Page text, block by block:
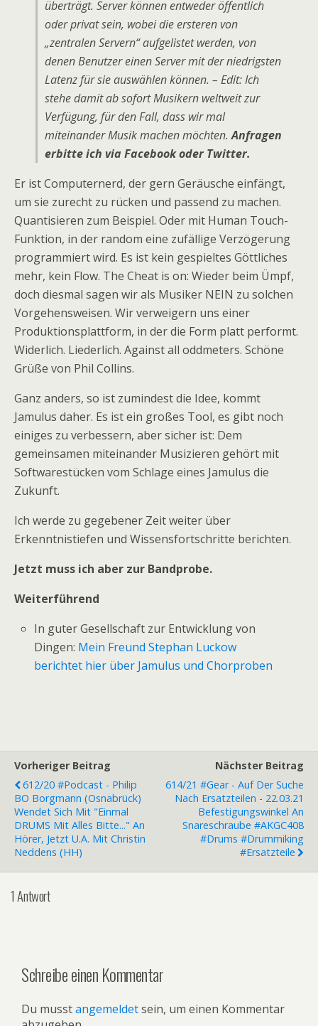
überträgt. Server können entweder öffentlich
oder privat sein, wobei die ersteren von
„zentralen Servern“ aufgelistet werden, von
denen Benutzer einen Server mit der niedrigsten
Latenz für sie auswählen können. – Edit: Ich
stehe damit ab sofort Musikern weltweit zur
Verfügung, für den Fall, dass wir mal
miteinander Musik machen möchten.Anfragen
erbitte ich via Facebook oder Twitter.
Er ist Computernerd, der gern Geräusche einfängt,
um sie zurecht zu rücken und passend zu machen.
Quantisieren zum Beispiel. Oder mit Human Touch-
Funktion, in der random eine zufällige Verzögerung
programmiert wird. Es ist kein gespieltes Göttliches
mehr, kein Flow. The Cheat is on: Wieder beim Ümpf,
doch diesmal sagen wir als Musiker NEIN zu solchen
Vorgehensweisen. Wir verweigern uns einer
Produktionsplattform, in der die Form platt performt.
Widerlich. Liederlich. Against all oddmeters. Schöne
Grüße von Phil Collins.
Ganz anders, so ist zumindest die Idee, kommt
Jamulus daher. Es ist ein großes Tool, es gibt noch
einiges zu verbessern, aber sicher ist: Dem
gemeinsamen miteinander Musizieren gehört mit
Softwarestücken vom Schlage eines Jamulus die
Zukunft.
Ich werde zu gegebener Zeit weiter über
Erkenntnistiefen und Wissensfortschritte berichten.
Jetzt muss ich aber zur Bandprobe.
Weiterführend
In guter Gesellschaft zur Entwicklung von
Dingen: Mein Freund Stephan Luckow
berichtet hier über Jamulus und Chorproben
Vorheriger Beitrag
612/20 #Podcast - Philip
BO Borgmann (Osnabrück)
Wendet Sich Mit "Einmal
DRUMS Mit Alles Bitte..." An
Hörer, Jetzt U.a. Mit Christin
Neddens (HH)
Nächster Beitrag
614/21 #Gear - Auf Der Suche
Nach Ersatzteilen - 22.03.21
Befestigungswinkel An
Snareschraube #AKGC408
#Drums #Drummiking
#Ersatzteile
1 Antwort
Schreibe einen Kommentar
Du musstangemeldetsein, um einen Kommentar